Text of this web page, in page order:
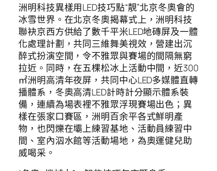
洲明科技異樣用LED技巧點“靚”北京冬奧會的
冰雪世界。在北京冬奧揭幕式上，洲明科技
聯袂京西方供給了數千平米LED地磚屏及一體
化處理計劃，共同三維舞美視效，營建出沉
醉式扮演空間，令不雅眾與賽場的間隔無窮
拉近。同時，在五棵松冰上活動中間，近300
㎡洲明高清年夜屏，共同中心LED多媒體直轉
播體系，冬奧高清LED計時計分顯示體系裝
備，連續為場表裡不雅眾浮現賽場出色；異
樣在張家口賽區，洲明百余平各式鮮明產
物，也閃爍在壩上練習基地、活動員練習中
間、室內泅水館等活動場地，為奧運健兒助
威喝采。